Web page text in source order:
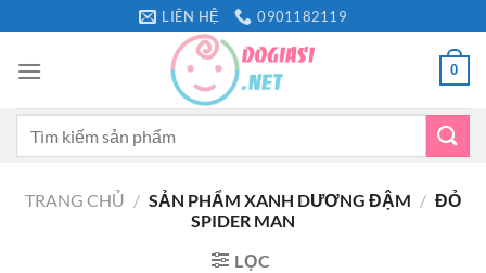
qua
nội
LIÊN HỆ 0901182119
0
TRANG CHỦ / SẢN PHẨM XANH DƯƠNG ĐẬM / ĐỎ
SPIDER MAN
LỌC